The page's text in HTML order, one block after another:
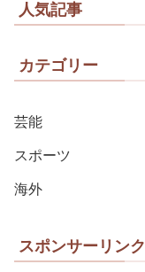
人気記事
カテゴリー
芸能
スポーツ
海外
スポンサーリンク